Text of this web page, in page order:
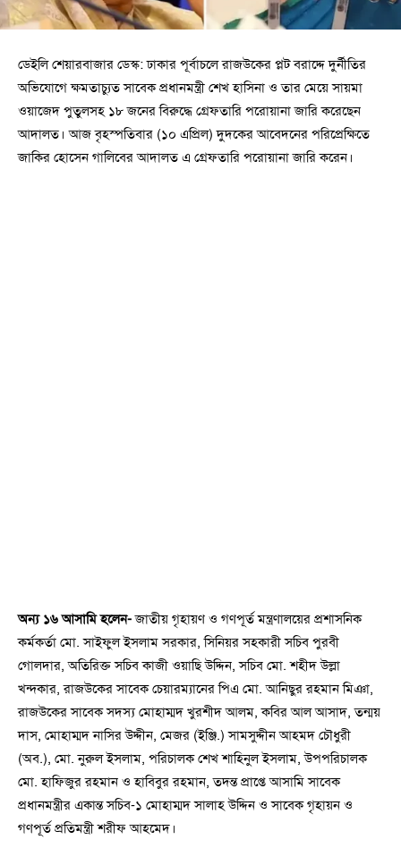
ডেইলি শেয়ারবাজার ডেস্ক: ঢাকার পূর্বাচলে রাজউকের প্লট বরাদ্দে দুর্নীতির
অভিযোগে ক্ষমতাচ্যুত সাবেক প্রধানমন্ত্রী শেখ হাসিনা ও তার মেয়ে সায়মা
ওয়াজেদ পুতুলসহ ১৮ জনের বিরুদ্ধে গ্রেফতারি পরোয়ানা জারি করেছেন
আদালত। আজ বৃহস্পতিবার (১০ এপ্রিল) দুদকের আবেদনের পরিপ্রেক্ষিতে
জাকির হোসেন গালিবের আদালত এ গ্রেফতারি পরোয়ানা জারি করেন।
অন্য ১৬ আসামি হলেন-জাতীয় গৃহায়ণ ও গণপূর্ত মন্ত্রণালয়ের প্রশাসনিক
কর্মকর্তা মো. সাইফুল ইসলাম সরকার, সিনিয়র সহকারী সচিব পুরবী
গোলদার, অতিরিক্ত সচিব কাজী ওয়াছি উদ্দিন, সচিব মো. শহীদ উল্লা
খন্দকার, রাজউকের সাবেক চেয়ারম্যানের পিএ মো. আনিছুর রহমান মিঞা,
রাজউকের সাবেক সদস্য মোহাম্মদ খুরশীদ আলম, কবির আল আসাদ, তন্ময়
দাস, মোহাম্মদ নাসির উদ্দীন, মেজর (ইঞ্জি.) সামসুদ্দীন আহমদ চৌধুরী
(অব.), মো. নুরুল ইসলাম, পরিচালক শেখ শাহিনুল ইসলাম, উপপরিচালক
মো. হাফিজুর রহমান ও হাবিবুর রহমান, তদন্ত প্রাপ্তে আসামি সাবেক
প্রধানমন্ত্রীর একান্ত সচিব-১ মোহাম্মদ সালাহ উদ্দিন ও সাবেক গৃহায়ন ও
গণপূর্ত প্রতিমন্ত্রী শরীফ আহমেদ।